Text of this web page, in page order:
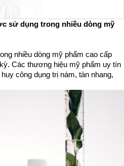
sử dụng trong nhiều dòng mỹ
nhiều dòng mỹ phẩm cao cấp
Các thương hiệu mỹ phẩm uy tín
công dụng trị nám, tàn nhang,